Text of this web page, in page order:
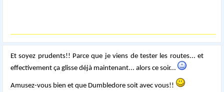
Et soyez prudents!! Parce que je viens de tester les routes... et
effectivement ça glisse déjà maintenant... alors ce soir...
Amusez-vous bien et que Dumbledore soit avec vous!!